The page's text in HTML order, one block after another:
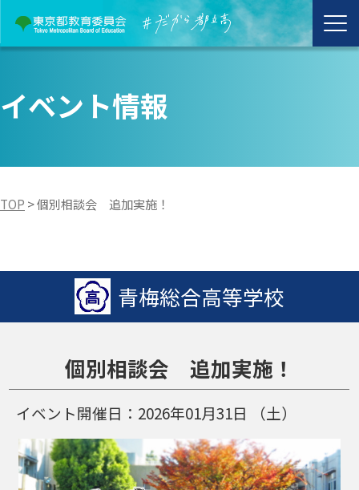
イベント情報
TOP >個別相談会 追加実施！
青梅総合高等学校
個別相談会 追加実施！
イベント開催日： 2026年01月31日 （土）